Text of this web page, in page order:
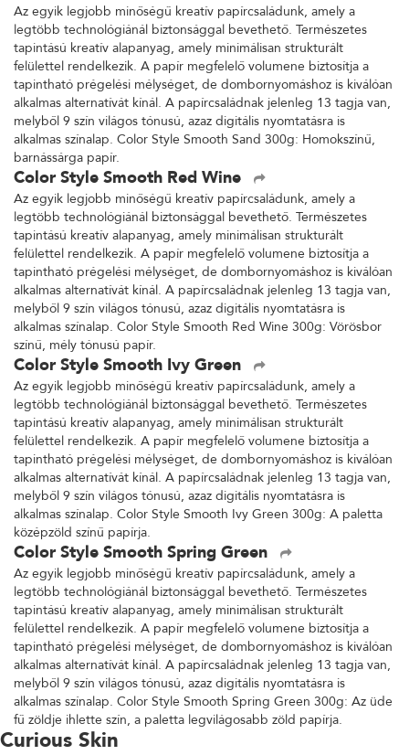
Az egyik legjobb minőségű kreatív papírcsaládunk, amely a
legtöbb technológiánál biztonsággal bevethető. Természetes
tapintású kreatív alapanyag, amely minimálisan strukturált
felülettel rendelkezik. A papír megfelelő volumene biztosítja a
tapintható prégelési mélységet, de dombornyomáshoz is kiválóan
alkalmas alternatívát kínál. A papírcsaládnak jelenleg 13 tagja van,
melyből 9 szín világos tónusú, azaz digitális nyomtatásra is
alkalmas színalap. Color Style Smooth Sand 300g: Homokszínű,
barnássárga papír.
Color Style Smooth Red Wine
Az egyik legjobb minőségű kreatív papírcsaládunk, amely a
legtöbb technológiánál biztonsággal bevethető. Természetes
tapintású kreatív alapanyag, amely minimálisan strukturált
felülettel rendelkezik. A papír megfelelő volumene biztosítja a
tapintható prégelési mélységet, de dombornyomáshoz is kiválóan
alkalmas alternatívát kínál. A papírcsaládnak jelenleg 13 tagja van,
melyből 9 szín világos tónusú, azaz digitális nyomtatásra is
alkalmas színalap. Color Style Smooth Red Wine 300g: Vörösbor
színű, mély tónusú papír.
Color Style Smooth Ivy Green
Az egyik legjobb minőségű kreatív papírcsaládunk, amely a
legtöbb technológiánál biztonsággal bevethető. Természetes
tapintású kreatív alapanyag, amely minimálisan strukturált
felülettel rendelkezik. A papír megfelelő volumene biztosítja a
tapintható prégelési mélységet, de dombornyomáshoz is kiválóan
alkalmas alternatívát kínál. A papírcsaládnak jelenleg 13 tagja van,
melyből 9 szín világos tónusú, azaz digitális nyomtatásra is
alkalmas színalap. Color Style Smooth Ivy Green 300g: A paletta
középzöld színű papírja.
Color Style Smooth Spring Green
Az egyik legjobb minőségű kreatív papírcsaládunk, amely a
legtöbb technológiánál biztonsággal bevethető. Természetes
tapintású kreatív alapanyag, amely minimálisan strukturált
felülettel rendelkezik. A papír megfelelő volumene biztosítja a
tapintható prégelési mélységet, de dombornyomáshoz is kiválóan
alkalmas alternatívát kínál. A papírcsaládnak jelenleg 13 tagja van,
melyből 9 szín világos tónusú, azaz digitális nyomtatásra is
alkalmas színalap. Color Style Smooth Spring Green 300g: Az üde
fű zöldje ihlette szín, a paletta legvilágosabb zöld papírja.
Curious Skin